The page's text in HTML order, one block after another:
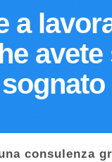
a
avete
sognato
consulenza